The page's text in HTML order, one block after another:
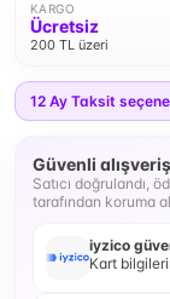
KARGO
Ücretsiz
200 TL üzeri
12 Ay Taksit
Güvenli alışveriş
Satıcı doğrulandı,
tarafından koruma
iyzico
Kart